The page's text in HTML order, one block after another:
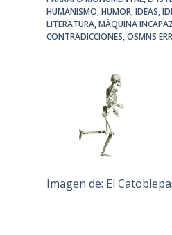
HUMANISMO,HUMOR,IDEAS,
LITERATURA,MÁQUINA
CONTRADICCIONES,OSMNS
Imagen de: El